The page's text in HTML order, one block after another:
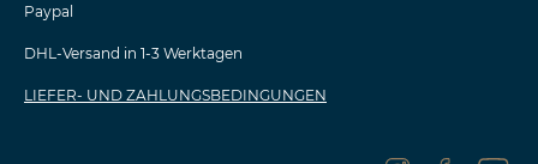
Paypal
DHL-Versand in 1-3 Werktagen
LIEFER- UND ZAHLUNGSBEDINGUNGEN